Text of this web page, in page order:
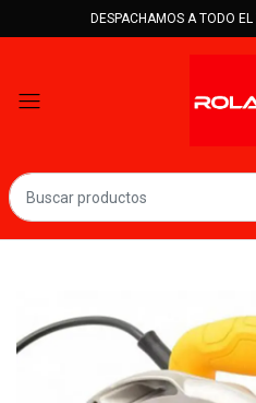
DESPACHAMOS A TODO